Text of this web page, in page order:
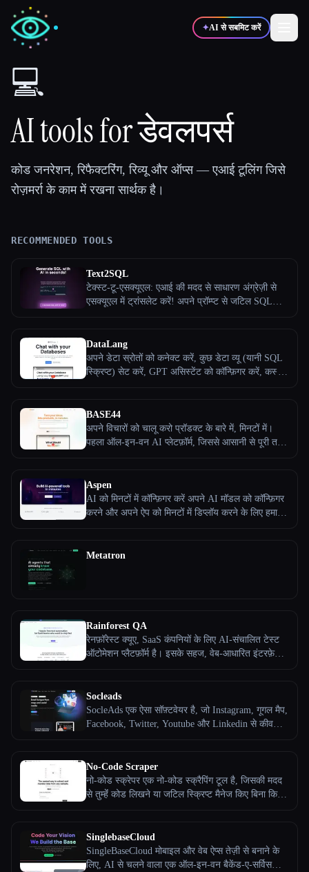
✦AI से सबमिट करें
✍️
💻 📈
🎓 विद्यार्थी
ब्लॉग
टूल्स की तुलना करें
सभी श्रेणियाँ
हमारे बारे में
💻
AI tools for डेवलपर्स
कोड जनरेशन, रिफैक्टरिंग, रिव्यू और ऑप्स — एआई टूलिंग जिसे
रोज़मर्रा के काम में रखना सार्थक है।
RECOMMENDED TOOLS
Text2SQL
टेक्स्ट-टू-एसक्यूएल: एआई की मदद से साधारण अंग्रेज़ी से
एसक्यूएल में ट्रांसलेट करें! अपने प्रॉम्प्ट से जटिल SQL
DataLang
अपने डेटा स्रोतों को कनेक्ट करें, कुछ डेटा व्यू (यानी SQL
स्क्रिप्ट) सेट करें, GPT असिस्टेंट को कॉन्फ़िगर करें, कस्टम
BASE44
अपने विचारों को चालू करो प्रॉडक्ट के बारे में, मिनटों में।
पहला ऑल-इन-वन AI प्लेटफ़ॉर्म, जिससे आसानी से पूरी तरह
AI से बात करें। BASE44 को मुफ़्त में आज़माएँ और आज ही
अपने खुद के एप्लीकेशन बनाना शुरू करें।
Aspen
AI को मिनटों में कॉन्फ़िगर करें अपने AI मॉडल को कॉन्फ़िगर
करने और अपने ऐप को मिनटों में डिप्लॉय करने के लिए हमारे
उत्पादों को कस्टमाइज़ करें। किसी कोड की ज़रूरत नहीं है।
Metatron
Rainforest QA
रेनफ़ॉरेस्ट क्यूए, SaaS कंपनियों के लिए AI-संचालित टेस्ट
ऑटोमेशन प्लैटफ़ॉर्म है। इसके सहज, वेब-आधारित इंटरफ़ेस
है। रेनफ़ॉरेस्ट में वह सब कुछ शामिल है जो तुम्हेंं शुरू से अंत
तक परीक्षण करने, समानांतर रूप से बड़े पैमाने पर परीक्षण
करने और विस्तृत परिणाम प्राप्त करने के लिए चाहिए।
Socleads
SocleAds एक ऐसा सॉफ़्टवेयर है, जो Instagram, गूगल मैप,
Facebook, Twitter, Youtube और Linkedin से कीवर्ड्स,
No-Code Scraper
नो-कोड स्क्रेपर एक नो-कोड स्क्रैपिंग टूल है, जिसकी मदद
से तुम्हेंं कोड लिखने या जटिल स्क्रिप्ट मैनेज किए बिना किसी
प्रक्रिया को सरल बनाता है, जिससे यह सभी के लिए सुलभ हो
जाता है।
SinglebaseCloud
SingleBaseCloud मोबाइल और वेब ऐप्स तेज़ी से बनाने के
लिए, AI से चलने वाला एक ऑल-इन-वन बैकेंड-ए-सर्विस